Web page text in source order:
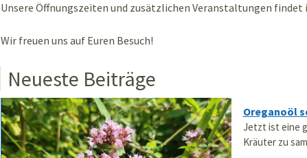
Unsere Öffnungszeiten und zusätzlichen Veranstaltungen findet
Wir freuen uns auf Euren Besuch!
Neueste Beiträge
Oreganoöl
Jetzt ist eine
Kräuter zu